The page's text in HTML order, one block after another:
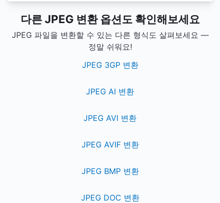
다른 JPEG 변환 옵션도 확인해보세요
JPEG 파일을 변환할 수 있는 다른 형식도 살펴보세요 —
정말 쉬워요!
JPEG 3GP 변환
JPEG AI 변환
JPEG AVI 변환
JPEG AVIF 변환
JPEG BMP 변환
JPEG DOC 변환